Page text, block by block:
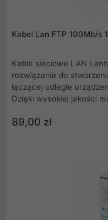
Kabel Lan FTP 100Mb/s
Kable sieciowe LAN
rozwiązanie do
łączącej odległe
Dzięki wysokiej jakości
nasze kable sieciowe
stabilność transmisji
odległości. Standard
przewodów skutecznie
elektromagnetycznymi,
89,00 zł